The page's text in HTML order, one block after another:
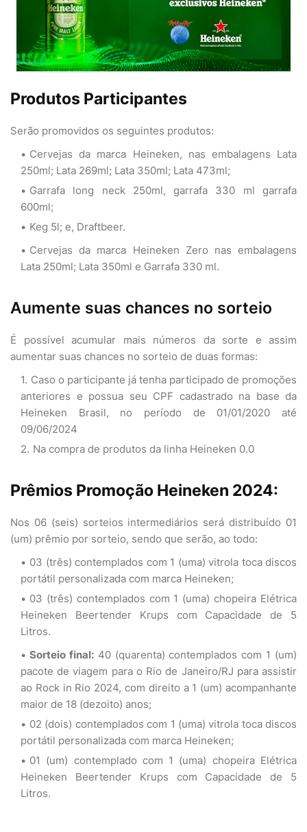
Produtos Participantes
Serão promovidos os seguintes produtos:
Cervejas da marca Heineken, nas embalagens Lata
250ml; Lata 269ml; Lata 350ml; Lata 473ml;
Garrafa long neck 250ml, garrafa 330 ml garrafa
600ml;
Keg 5l; e, Draftbeer.
Cervejas da marca Heineken Zero nas embalagens
Lata 250ml; Lata 350ml e Garrafa 330 ml.
Aumente suas chances no sorteio
É possível acumular mais números da sorte e assim
aumentar suas chances no sorteio de duas formas:
Caso o participante já tenha participado de promoções
anteriores e possua seu CPF cadastrado na base da
Heineken Brasil, no período de 01/01/2020 até
09/06/2024
Na compra de produtos da linha Heineken 0.0
Prêmios Promoção Heineken 2024:
Nos 06 (seis) sorteios intermediários será distribuído 01
(um) prêmio por sorteio, sendo que serão, ao todo:
03 (três) contemplados com 1 (uma) vitrola toca discos
portátil personalizada com marca Heineken;
03 (três) contemplados com 1 (uma) chopeira Elétrica
Heineken Beertender Krups com Capacidade de 5
Litros.
Sorteio final:40 (quarenta) contemplados com 1 (um)
pacote de viagem para o Rio de Janeiro/RJ para assistir
ao Rock in Rio 2024, com direito a 1 (um) acompanhante
maior de 18 (dezoito) anos;
02 (dois) contemplados com 1 (uma) vitrola toca discos
portátil personalizada com marca Heineken;
01 (um) contemplado com 1 (uma) chopeira Elétrica
Heineken Beertender Krups com Capacidade de 5
Litros.